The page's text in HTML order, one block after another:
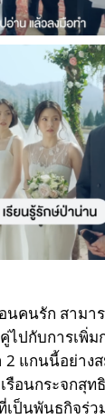
คนรัก สามา
ไปกับการเพิ่
2 แกนนี้อย่าง
รือนกระจกสุ
เป็นพันธกิจร่